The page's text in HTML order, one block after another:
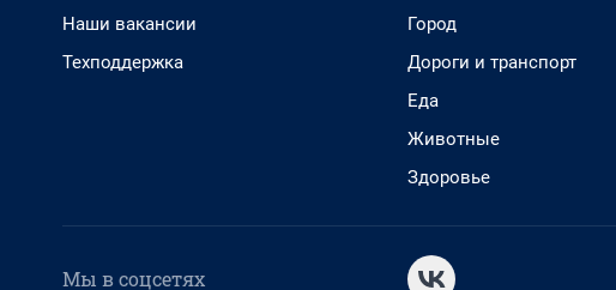
Наши вакансии
Техподдержка
Город
Дороги и транспорт
Еда
Животные
Здоровье
Мы в соцсетях